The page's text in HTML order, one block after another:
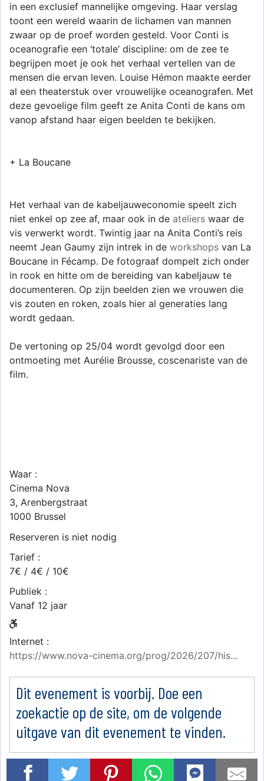
in een exclusief mannelijke omgeving. Haar verslag
toont een wereld waarin de lichamen van mannen
zwaar op de proef worden gesteld. Voor Conti is
oceanografie een ‘totale’ discipline: om de zee te
begrijpen moet je ook het verhaal vertellen van de
mensen die ervan leven. Louise Hémon maakte eerder
al een theaterstuk over vrouwelijke oceanografen. Met
deze gevoelige film geeft ze Anita Conti de kans om
vanop afstand haar eigen beelden te bekijken.
+ La Boucane
Het verhaal van de kabeljauweconomie speelt zich
niet enkel op zee af, maar ook in de ateliers waar de
vis verwerkt wordt. Twintig jaar na Anita Conti’s reis
neemt Jean Gaumy zijn intrek in de workshops van La
Boucane in Fécamp. De fotograaf dompelt zich onder
in rook en hitte om de bereiding van kabeljauw te
documenteren. Op zijn beelden zien we vrouwen die
vis zouten en roken, zoals hier al generaties lang
wordt gedaan.
De vertoning op 25/04 wordt gevolgd door een
ontmoeting met Aurélie Brousse, coscenariste van de
film.
Waar :
Cinema Nova
3, Arenbergstraat
1000 Brussel
Reserveren is niet nodig
Tarief :
7€ / 4€ / 10€
Publiek :
Vanaf 12 jaar
Internet :
https://www.nova-cinema.org/prog/2026/207/his...
Dit evenement is voorbij. Doe een
zoekactie op de site, om de volgende
uitgave van dit evenement te vinden.